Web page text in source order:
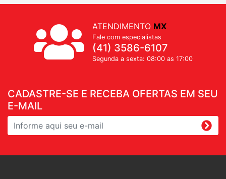
CADASTRE-SE E RECEBA OFERTAS EM SEU
E-MAIL
ATENDIMENTO MX
Fale com especialistas
(41) 3586-6107
Segunda a sexta: 08:00 as 17:00